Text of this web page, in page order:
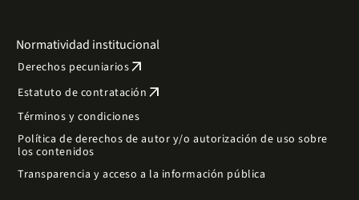
Normatividad institucional
Derechos pecuniariosarrow_outward
Estatuto de contratación arrow_outward
Términos y condiciones
Política de derechos de autor y/o autorización de uso sobre
los contenidos
Transparencia y acceso a la información pública